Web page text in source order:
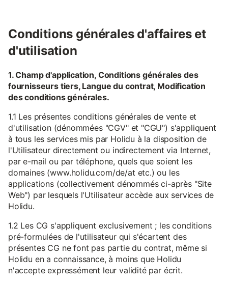
Conditions générales d'affaires et
d'utilisation
1. Champ d'application, Conditions générales des
fournisseurs tiers, Langue du contrat, Modification
des conditions générales.
1.1 Les présentes conditions générales de vente et
d'utilisation (dénommées "CGV" et "CGU") s'appliquent
à tous les services mis par Holidu à la disposition de
l'Utilisateur directement ou indirectement via Internet,
par e-mail ou par téléphone, quels que soient les
domaines (www.holidu.com/de/at etc.) ou les
applications (collectivement dénommés ci-après "Site
Web") par lesquels l'Utilisateur accède aux services de
Holidu.
1.2 Les CG s'appliquent exclusivement ; les conditions
pré-formulées de l'utilisateur qui s'écartent des
présentes CG ne font pas partie du contrat, même si
Holidu en a connaissance, à moins que Holidu
n'accepte expressément leur validité par écrit.